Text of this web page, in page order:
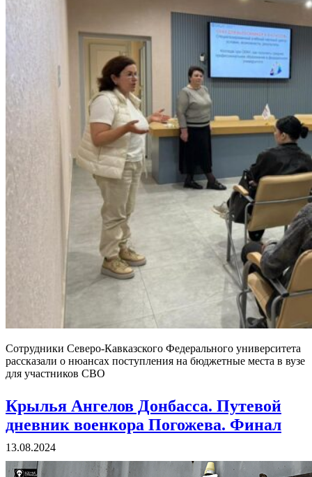
Сотрудники Северо-Кавказского Федерального университета
рассказали о нюансах поступления на бюджетные места в вузе
для участников СВО
Крылья Ангелов Донбасса. Путевой
дневник военкора Погожева. Финал
13.08.2024